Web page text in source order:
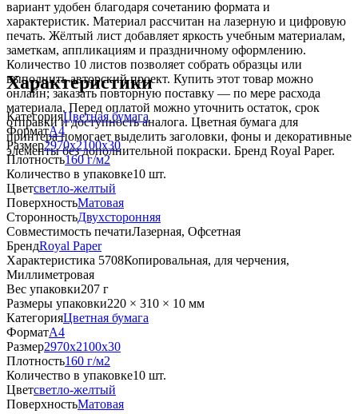
вариант удобен благодаря сочетанию формата и
характеристик. Материал рассчитан на лазерную и цифровую
печать. Жёлтый лист добавляет яркость учебным материалам,
заметкам, аппликациям и праздничному оформлению.
Количество 10 листов позволяет собрать образцы или
выполнить авторский проект. Купить этот товар можно
онлайн; заказать повторную поставку — по мере расхода
материала. Перед оплатой можно уточнить остаток, срок
отправки и доступность аналога. Цветная бумага для
принтера помогает выделить заголовки, фоны и декоративные
элементы без дополнительной покраски. Бренд Royal Paper.
Характеристики
КатегорияЦветная бумага
ФорматA4
Размер2970x2100x30
Плотность160 г/м2
Количество в упаковке10 шт.
Цветсветло-желтый
ПоверхностьМатовая
СторонностьДвухсторонняя
Совместимость печатиЛазерная, Офсетная
БрендRoyal Paper
Характеристика 5708Копировальная, для черчения,
Миллиметровая
Вес упаковки207 г
Размеры упаковки220 × 310 × 10 мм
КатегорияЦветная бумага
ФорматA4
Размер2970x2100x30
Плотность160 г/м2
Количество в упаковке10 шт.
Цветсветло-желтый
ПоверхностьМатовая